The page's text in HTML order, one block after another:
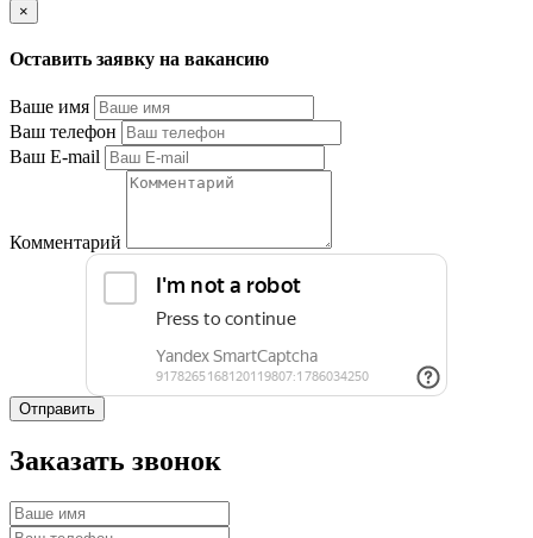
×
Оставить заявку на вакансию
Ваше имя
Ваш телефон
Ваш E-mail
Комментарий
Отправить
Заказать звонок